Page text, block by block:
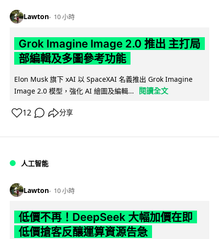
Lawton 10 小時
Grok Imagine Image 2.0 推出 主打局
部編輯及多圖參考功能
Elon Musk 旗下 xAI 以 SpaceXAI 名義推出 Grok Imagine
Image 2.0 模型，強化 AI 繪圖及編輯...
閱讀全文
12 分享
人工智能
Lawton 10 小時
低價不再！DeepSeek 大幅加價在即
低價搶客反釀運算資源告急